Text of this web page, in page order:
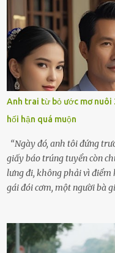
không kém. Ông Minh,
hôm ấy lại đặc biệt vui vẻ.
cùng cô con gái 8 tuổi tên
con đi biển hai ngày, để nó
sẽ kể cho em nghe cả tuần
hiền, vuốt tóc vợ. Bà
lòng cũng rộn ràng. Bà vốn
nên lần này cũng đành ở
“Con sẽ nhặt thật nhiều vỏ
bánh rời khỏi bến...
Anh trai từ bỏ ước mơ nuôi
hối hận quá muộn
“Ngày đó, anh tôi đứng
giấy báo trúng tuyển còn
lưng đi, không phải vì điểm
gái đói cơm, một người bà
có tin tức. Mọi gánh nặng
cụ Nguyễn Thị Đào – và